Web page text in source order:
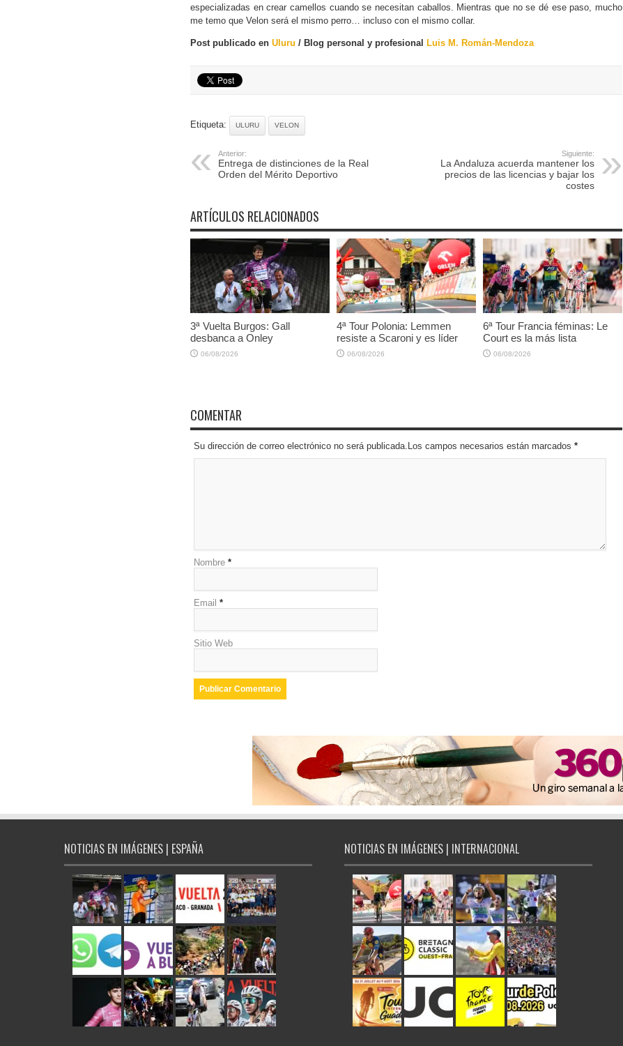
especializadas en crear camellos cuando se necesitan caballos. Mientras que no se dé ese paso, mucho
me temo que Velon será el mismo perro… incluso con el mismo collar.
Post publicado en Uluru / Blog personal y profesional Luis M. Román-Mendoza
Etiqueta: ULURU VELON
Anterior:
Entrega de distinciones de la Real
Orden del Mérito Deportivo
Siguiente:
La Andaluza acuerda mantener los
precios de las licencias y bajar los
costes
ARTÍCULOS RELACIONADOS
3ª Vuelta Burgos: Gall
desbanca a Onley
06/08/2026
4ª Tour Polonia: Lemmen
resiste a Scaroni y es líder
06/08/2026
6ª Tour Francia féminas: Le
Court es la más lista
06/08/2026
COMENTAR
Su dirección de correo electrónico no será publicada.Los campos necesarios están marcados *
Nombre *
Email *
Sitio Web
NOTICIAS EN IMÁGENES | ESPAÑA NOTICIAS EN IMÁGENES | INTERNACIONAL